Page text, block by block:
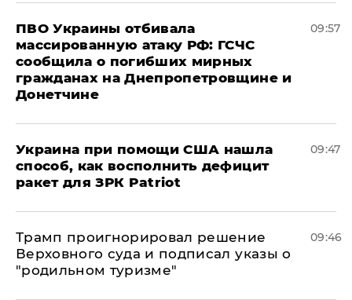
ПВО Украины отбивала
массированную атаку РФ: ГСЧС
сообщила о погибших мирных
гражданах на Днепропетровщине и
Донетчине
09:57
Украина при помощи США нашла
способ, как восполнить дефицит
ракет для ЗРК Patriot
09:47
Трамп проигнорировал решение
Верховного суда и подписал указы о
"родильном туризме"
09:46